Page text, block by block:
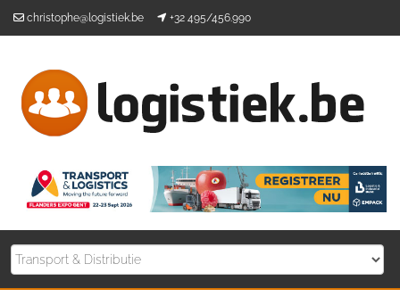
christophe@logistiek.be +32 495/456.990